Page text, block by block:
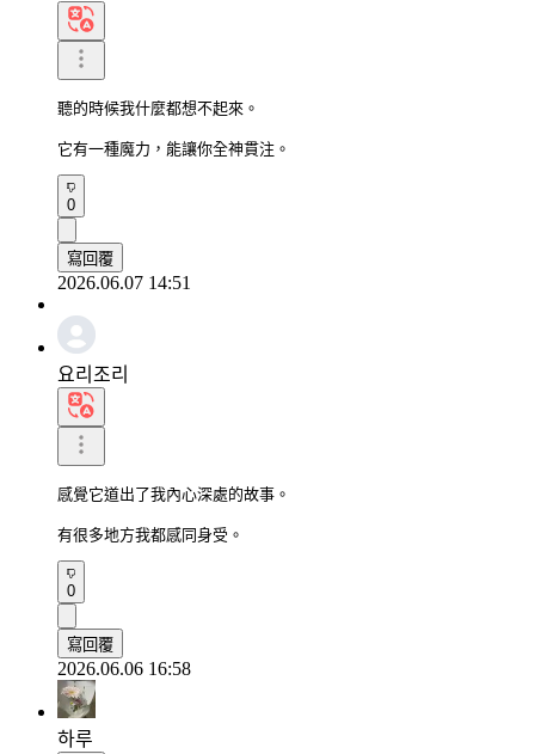
聽的時候我什麼都想不起來。
它有一種魔力，能讓你全神貫注。
0
寫回覆
2026.06.07 14:51
요리조리
感覺它道出了我內心深處的故事。
有很多地方我都感同身受。
0
寫回覆
2026.06.06 16:58
하루